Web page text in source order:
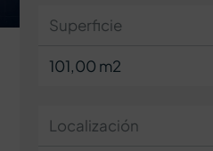
Superficie
101,00 m2
Localización